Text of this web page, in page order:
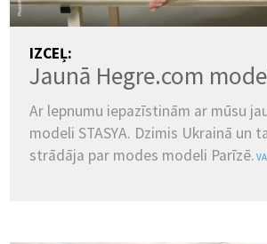
IZCEĻ:
Jaunā Hegre.com
Ar lepnumu iepazīstinām ar mūsu
modeli STASYA. Dzimis Ukrainā un
strādāja par modes modeli Parīzē.